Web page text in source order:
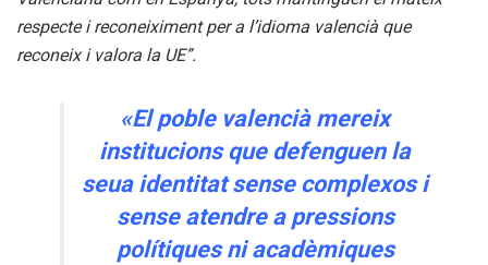
respecte i reconeiximent per a l’idioma valencià que
reconeix i valora la UE”.
«El poble valencià mereix
institucions que defenguen la
seua identitat sense complexos i
sense atendre a pressions
polítiques ni acadèmiques